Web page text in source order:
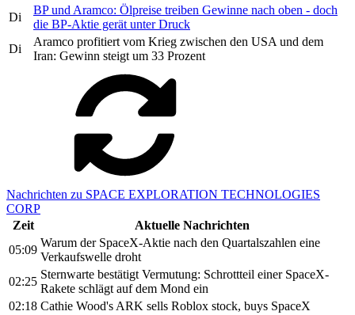
Di
BP und Aramco: Ölpreise treiben Gewinne nach oben - doch
die BP-Aktie gerät unter Druck
Di
Aramco profitiert vom Krieg zwischen den USA und dem
Iran: Gewinn steigt um 33 Prozent
Nachrichten zu SPACE EXPLORATION TECHNOLOGIES
CORP
Zeit
Aktuelle Nachrichten
05:09
Warum der SpaceX-Aktie nach den Quartalszahlen eine
Verkaufswelle droht
02:25
Sternwarte bestätigt Vermutung: Schrottteil einer SpaceX-
Rakete schlägt auf dem Mond ein
02:18 Cathie Wood's ARK sells Roblox stock, buys SpaceX